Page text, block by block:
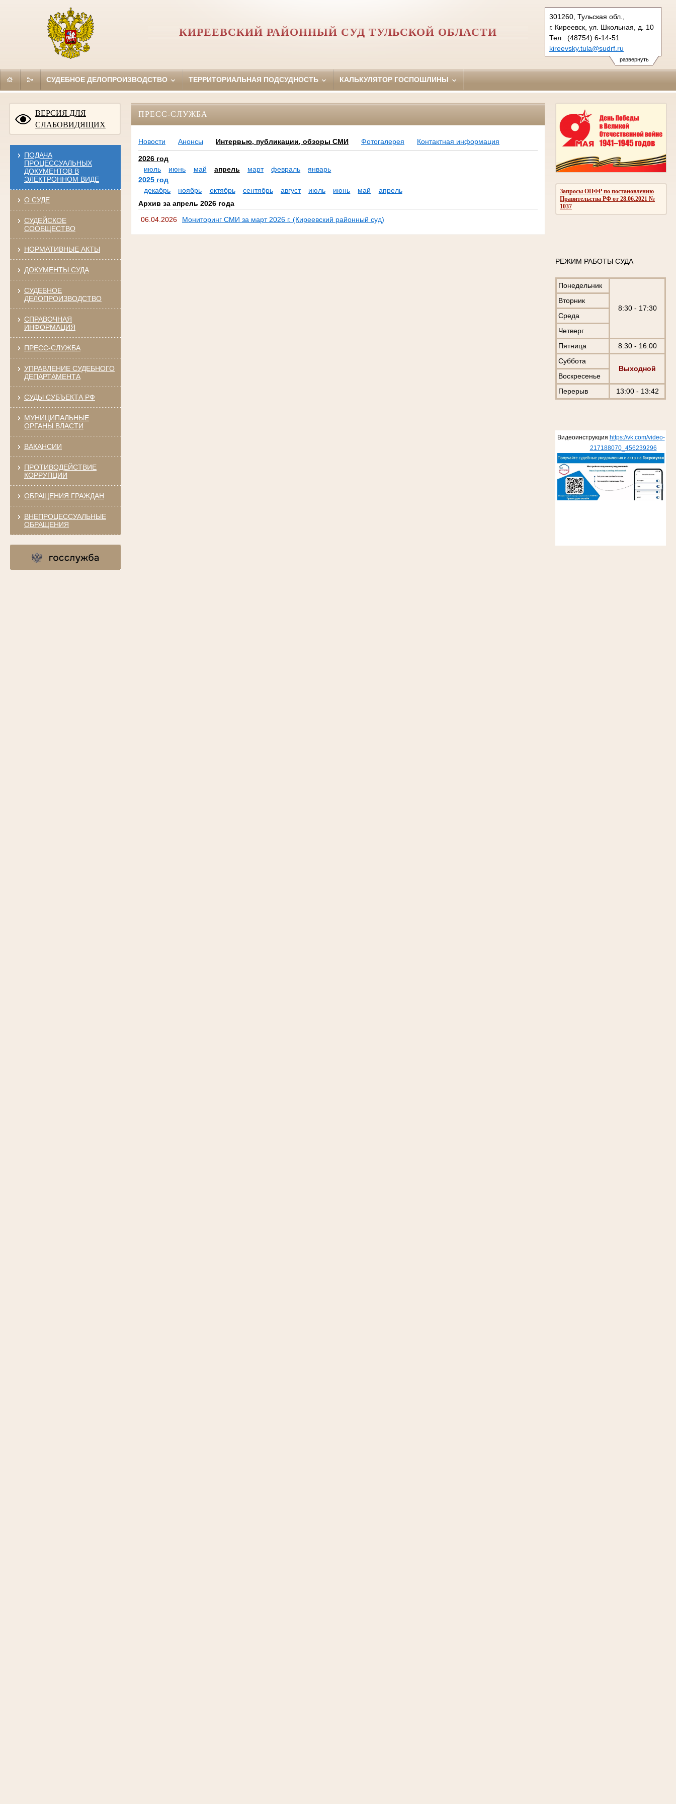
развернуть
301260, Тульская обл.,
г. Киреевск, ул. Школьная, д. 10
Тел.: (48754) 6-14-51
kireevsky.tula@sudrf.ru
КИРЕЕВСКИЙ РАЙОННЫЙ СУД ТУЛЬСКОЙ ОБЛАСТИ
СУДЕБНОЕ ДЕЛОПРОИЗВОДСТВО ТЕРРИТОРИАЛЬНАЯ ПОДСУДНОСТЬ КАЛЬКУЛЯТОР ГОСПОШЛИНЫ
ВЕРСИЯ ДЛЯ
СЛАБОВИДЯЩИХ
ПОДАЧА
ПРОЦЕССУАЛЬНЫХ
ДОКУМЕНТОВ В
ЭЛЕКТРОННОМ ВИДЕ
О СУДЕ
СУДЕЙСКОЕ
СООБЩЕСТВО
НОРМАТИВНЫЕ АКТЫ
ДОКУМЕНТЫ СУДА
СУДЕБНОЕ
ДЕЛОПРОИЗВОДСТВО
СПРАВОЧНАЯ
ИНФОРМАЦИЯ
ПРЕСС-СЛУЖБА
УПРАВЛЕНИЕ СУДЕБНОГО
ДЕПАРТАМЕНТА
СУДЫ СУБЪЕКТА РФ
МУНИЦИПАЛЬНЫЕ
ОРГАНЫ ВЛАСТИ
ВАКАНСИИ
ПРОТИВОДЕЙСТВИЕ
КОРРУПЦИИ
ОБРАЩЕНИЯ ГРАЖДАН
ВНЕПРОЦЕССУАЛЬНЫЕ
ОБРАЩЕНИЯ
Запросы ОПФР по постановлению
Правительства РФ от 28.06.2021 №
1037
РЕЖИМ РАБОТЫ СУДА
Понедельник
8:30 - 17:30
Вторник
Среда
Четверг
Пятница
8:30 - 16:00
Суббота
Выходной
Воскресенье
Перерыв
13:00 - 13:42
Видеоинструкция https://vk.com/video-
217188070_456239296
ПРЕСС-СЛУЖБА
Новости Анонсы Интервью, публикации, обзоры СМИ Фотогалерея Контактная информация
2026 год
июль
июнь май апрель март февраль
январь
2025 год
декабрь
ноябрь октябрь сентябрь август июль июнь май
апрель
Архив за апрель 2026 года
06.04.2026
Мониторинг СМИ за март 2026 г. (Киреевский районный суд)